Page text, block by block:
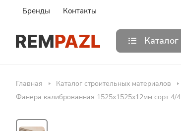
Бренды Контакты
Каталог
Главная Каталог строительных материалов
Фанера калиброванная 1525х1525х12мм сорт 4/4